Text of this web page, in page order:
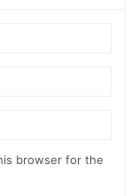
browser for the